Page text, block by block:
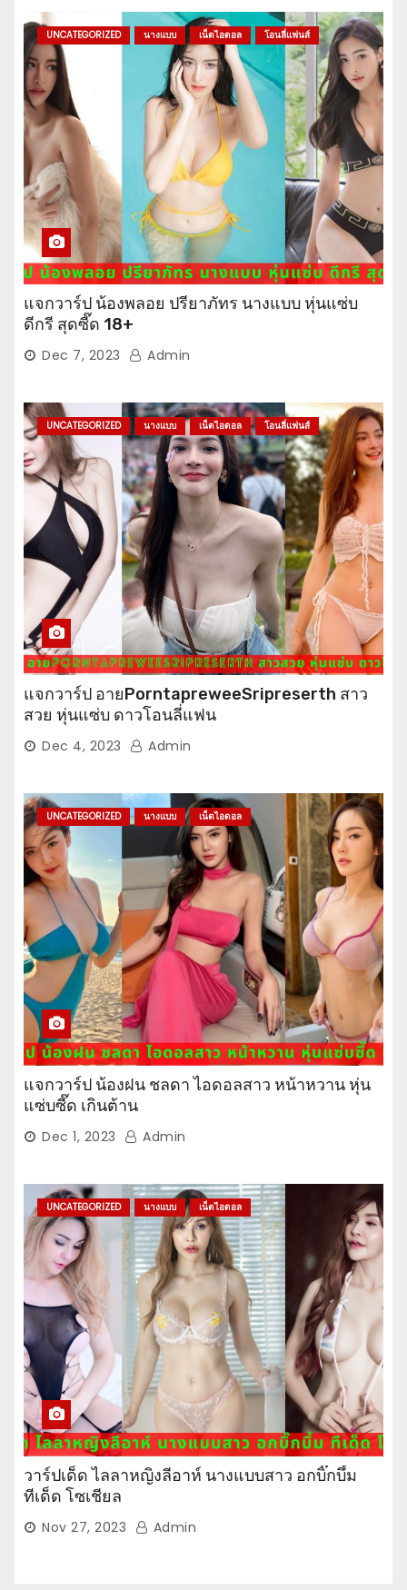
UNCATEGORIZED นางแบบ เน็ตไอดอล โอนลี่แฟนส์
แจกวาร์ป น้องพลอย ปรียาภัทร นางแบบ หุ่นแซ่บ
ดีกรี สุดซี๊ด 18+
Dec 7, 2023 Admin
UNCATEGORIZED นางแบบ เน็ตไอดอล โอนลี่แฟนส์
แจกวาร์ป อายPorntapreweeSripreserth สาว
สวย หุ่นแซ่บ ดาวโอนลี่แฟน
Dec 4, 2023 Admin
UNCATEGORIZED นางแบบ เน็ตไอดอล
แจกวาร์ป น้องฝน ชลดา ไอดอลสาว หน้าหวาน หุ่น
แซ่บซี๊ด เกินต้าน
Dec 1, 2023 Admin
UNCATEGORIZED นางแบบ เน็ตไอดอล
วาร์ปเด็ด ไลลาหญิงลีอาห์ นางแบบสาว อกบิ๊กบึ้ม
ทีเด็ด โซเชียล
Nov 27, 2023 Admin